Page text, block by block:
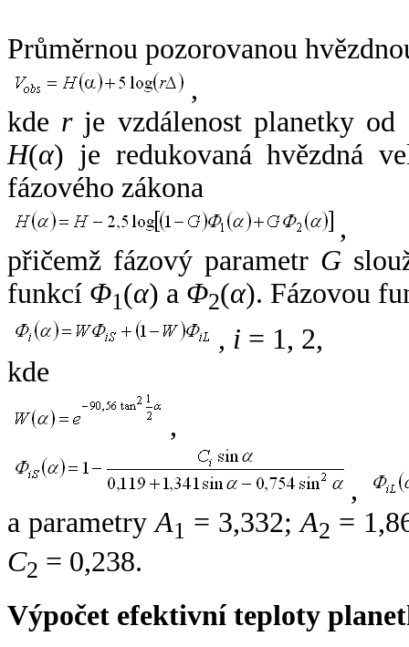
Průměrnou pozorovanou
,
kde rje vzdálenost planetky od
H(α) je redukovaná hvězdná
fázového zákona
,
přičemž fázový parametr G
funkcí Φ1(α) a Φ2(α). Fázovou
, i = 1, 2,
kde
,
,
a parametryA1 = 3,332;A2 =
C2 = 0,238.
Výpočet efektivní teploty